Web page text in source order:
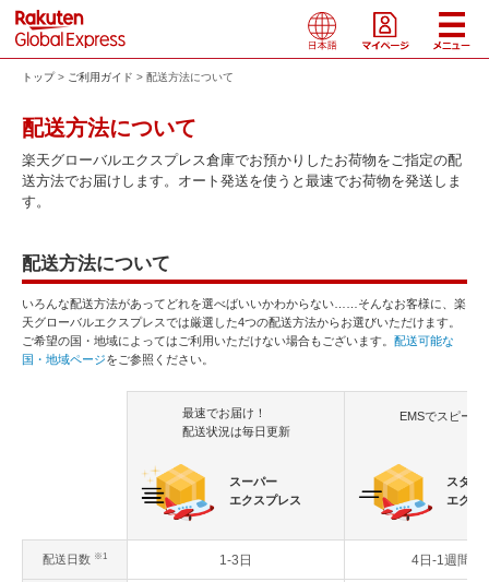
トップ ご利用ガイド 配送方法について
配送方法について
楽天グローバルエクスプレス倉庫でお預かりしたお荷物をご指定の配
送方法でお届けします。オート発送を使うと最速でお荷物を発送しま
す。
配送方法について
いろんな配送方法があってどれを選べばいいかわからない……そんなお客様に、楽
天グローバルエクスプレスでは厳選した4つの配送方法からお選びいただけます。
ご希望の国・地域によってはご利用いただけない場合もございます。 配送可能な
国・地域ページをご参照ください。
最速でお届け！
配送状況は毎日更新
スーパー
エクスプレス
EMSでスピード
スタン
エクス
配送日数 ※1 1-3日 4日-1週間以